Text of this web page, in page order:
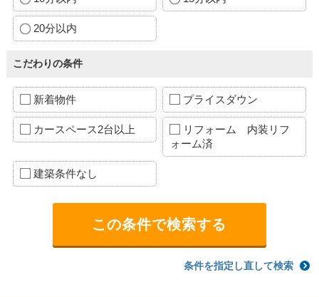
20分以内
こだわりの条件
新着物件 プライスダウン
カースペース2台以上
リフォーム 内装リフ
ォーム済
建築条件なし
条件を指定し直して検索